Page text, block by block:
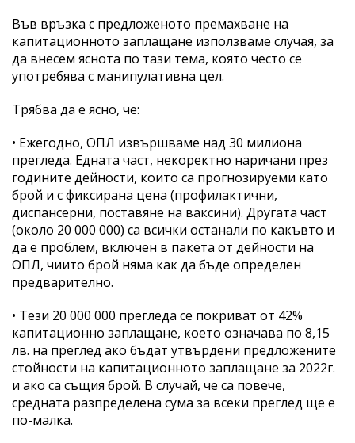
Във връзка с предложеното премахване на
капитационното заплащане използваме случая, за
да внесем яснота по тази тема, която често се
употребява с манипулативна цел.
Трябва да е ясно, че:
• Ежегодно, ОПЛ извършваме над 30 милиона
прегледа. Едната част, некоректно наричани през
годините дейности, които са прогнозируеми като
брой и с фиксирана цена (профилактични,
диспансерни, поставяне на ваксини). Другата част
(около 20 000 000) са всички останали по какъвто и
да е проблем, включен в пакета от дейности на
ОПЛ, чиито брой няма как да бъде определен
предварително.
• Тези 20 000 000 прегледа се покриват от 42%
капитационно заплащане, което означава по 8,15
лв. на преглед ако бъдат утвърдени предложените
стойности на капитационното заплащане за 2022г.
и ако са същия брой. В случай, че са повече,
средната разпределена сума за всеки преглед ще е
по-малка.